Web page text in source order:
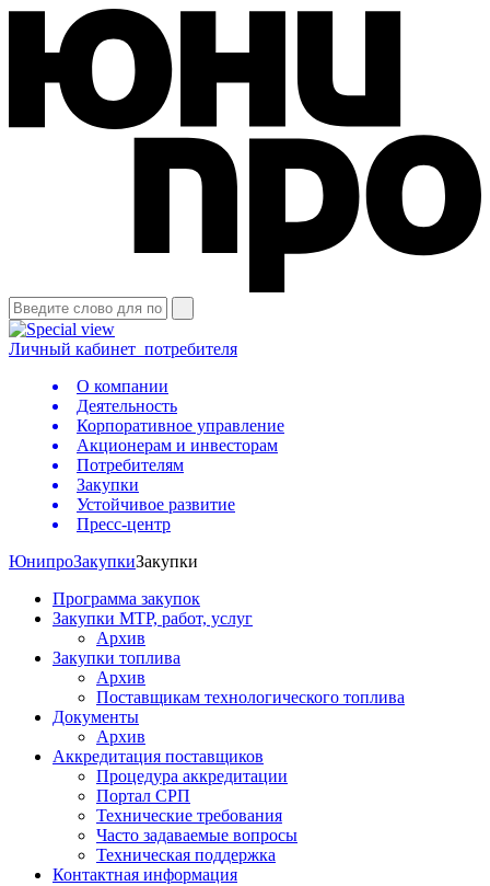
Личный кабинет потребителя
О компании
Деятельность
Корпоративное управление
Акционерам и инвесторам
Потребителям
Закупки
Устойчивое развитие
Пресс-центр
ЮнипроЗакупкиЗакупки
Программа закупок
Закупки МТР, работ, услуг
Архив
Закупки топлива
Архив
Поставщикам технологического топлива
Документы
Архив
Аккредитация поставщиков
Процедура аккредитации
Портал СРП
Технические требования
Часто задаваемые вопросы
Техническая поддержка
Контактная информация